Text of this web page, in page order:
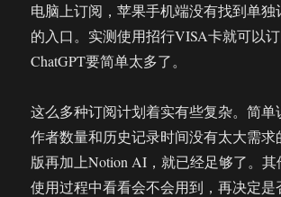
电脑上订阅，苹果手机端没有找到单独
的入口。实测使用招行VISA卡就可以
ChatGPT要简单太多了。
这么多种订阅计划着实有些复杂。简单
作者数量和历史记录时间没有太大需求
版再加上Notion AI，就已经足够了。
使用过程中看看会不会用到，再决定是